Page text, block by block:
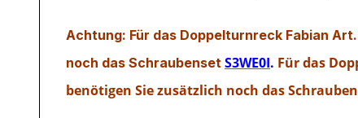
Achtung: Für das Doppelturnreck Fabian
noch das Schraubenset S3WE0I. Für das
benötigen Sie zusätzlich noch das